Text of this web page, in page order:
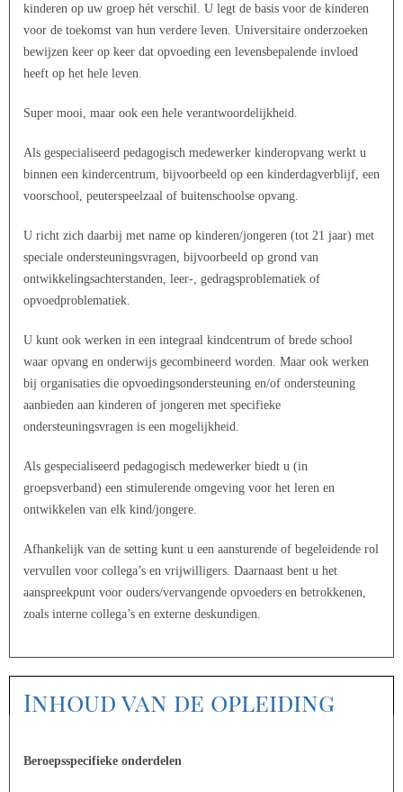
kinderen op uw groep hét verschil. U legt de basis voor de kinderen
voor de toekomst van hun verdere leven. Universitaire onderzoeken
bewijzen keer op keer dat opvoeding een levensbepalende invloed
heeft op het hele leven.
Super mooi, maar ook een hele verantwoordelijkheid.
Als gespecialiseerd pedagogisch medewerker kinderopvang werkt u
binnen een kindercentrum, bijvoorbeeld op een kinderdagverblijf, een
voorschool, peuterspeelzaal of buitenschoolse opvang.
U richt zich daarbij met name op kinderen/jongeren (tot 21 jaar) met
speciale ondersteuningsvragen, bijvoorbeeld op grond van
ontwikkelingsachterstanden, leer-, gedragsproblematiek of
opvoedproblematiek.
U kunt ook werken in een integraal kindcentrum of brede school
waar opvang en onderwijs gecombineerd worden. Maar ook werken
bij organisaties die opvoedingsondersteuning en/of ondersteuning
aanbieden aan kinderen of jongeren met specifieke
ondersteuningsvragen is een mogelijkheid.
Als gespecialiseerd pedagogisch medewerker biedt u (in
groepsverband) een stimulerende omgeving voor het leren en
ontwikkelen van elk kind/jongere.
Afhankelijk van de setting kunt u een aansturende of begeleidende rol
vervullen voor collega’s en vrijwilligers. Daarnaast bent u het
aanspreekpunt voor ouders/vervangende opvoeders en betrokkenen,
zoals interne collega’s en externe deskundigen.
Inhoud van de opleiding
Beroepsspecifieke onderdelen